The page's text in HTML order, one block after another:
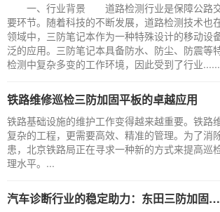
一、行业背景 道路检测行业是保障公路交
要环节。随着科技的不断发展，道路检测技术也
领域中，三防笔记本作为一种特殊设计的移动设
泛的应用。三防笔记本具备防水、防尘、防震等
检测中复杂多变的工作环境，因此受到了行业......
铁路维修巡检三防加固平板的卓越应用
铁路基础设施的维护工作变得越来越重要。铁路
复杂的工程，更需要高效、精准的管理。为了消
患，北京铁路局正在寻求一种新的方式来提高巡
理水平。...
汽车诊断行业的稳定助力：东田三防加固平板的卓越应用